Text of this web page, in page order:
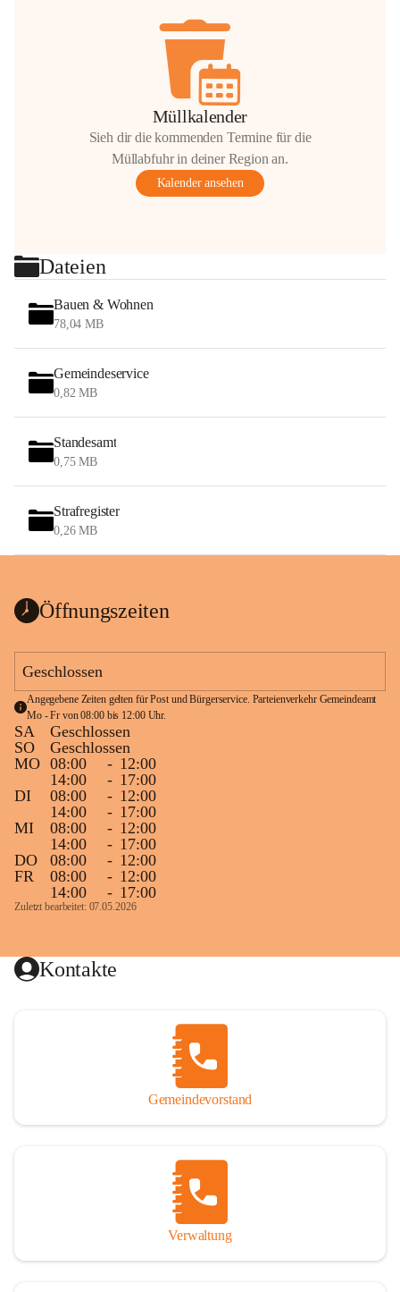
Müllkalender
Sieh dir die kommenden Termine für die
Müllabfuhr in deiner Region an.
Kalender ansehen
Dateien
Bauen & Wohnen
78,04 MB
Gemeindeservice
0,82 MB
Standesamt
0,75 MB
Strafregister
0,26 MB
Öffnungszeiten
Geschlossen
Angegebene Zeiten gelten für Post und Bürgerservice. Parteienverkehr Gemeindeamt
Mo - Fr von 08:00 bis 12:00 Uhr.
SA
Geschlossen
SO
Geschlossen
MO 08:00 - 12:00
14:00
- 17:00
DI
08:00 - 12:00
14:00
- 17:00
MI
08:00 - 12:00
14:00
- 17:00
DO
08:00 - 12:00
FR
08:00 - 12:00
14:00
- 17:00
Zuletzt bearbeitet: 07.05.2026
Kontakte
Gemeindevorstand
Verwaltung